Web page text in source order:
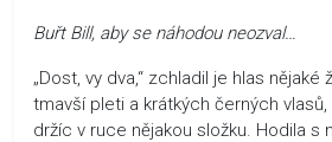
Buřt Bill, aby se náhodou neozval…
„Dost, vy dva,“ zchladil je hlas nějaké
tmavší pleti a krátkých černých
držíc v ruce nějakou složku. Hodila s